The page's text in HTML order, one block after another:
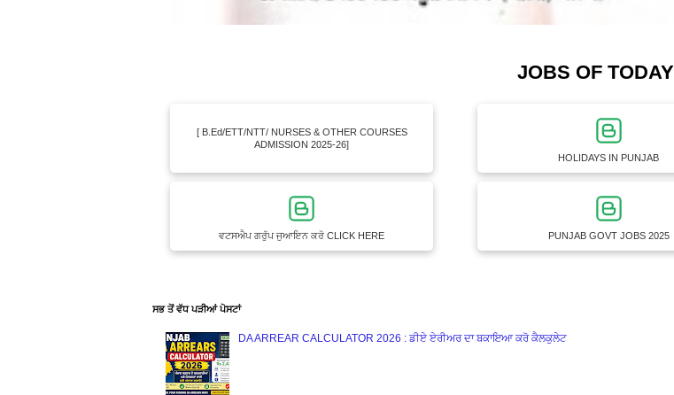
JOBS OF TODAY
[ B.Ed/ETT/NTT/ NURSES & OTHER COURSES
ADMISSION 2025-26]
HOLIDAYS IN PUNJAB
ਵਟਸਐਪ ਗਰੁੱਪ ਜੁਆਇਨ ਕਰੋ CLICK HERE PUNJAB GOVT JOBS 2025
ਸਭ ਤੋਂ ਵੱਧ ਪੜੀਆਂ ਪੋਸਟਾਂ
DA ARREAR CALCULATOR 2026 : ਡੀਏ ਏਰੀਅਰ ਦਾ ਬਕਾਇਆ ਕਰੋ ਕੈਲਕੁਲੇਟ